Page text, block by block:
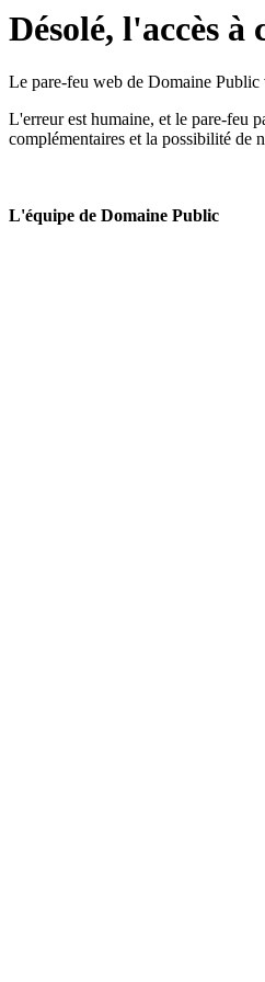
Désolé, l'accès à
Le pare-feu web de Domaine Public
L'erreur est humaine, et le pare-feu
complémentaires et la possibilité de
L'équipe de Domaine Public